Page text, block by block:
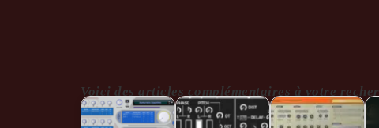
Voici des articles complémentaires à votre